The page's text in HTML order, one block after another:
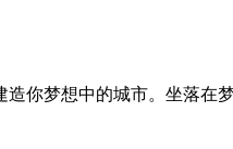
你梦想中的城市。坐落